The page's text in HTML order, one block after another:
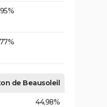
de Beausoleil
44,98%